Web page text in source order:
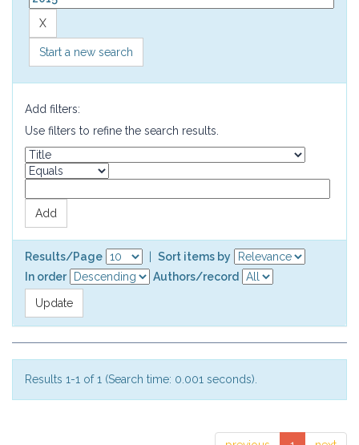
Start a new search
Add filters:
Use filters to refine the search results.
Results/Page
Sort items by
In order
Authors/record
Results 1-1 of 1 (Search time: 0.001 seconds).